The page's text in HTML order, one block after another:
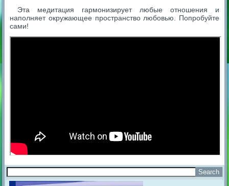
Эта медитация гармонизирует любые отношения и
наполняет окружающее пространство любовью. Попробуйте
сами!